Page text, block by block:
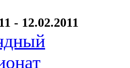
- 12.02.2011